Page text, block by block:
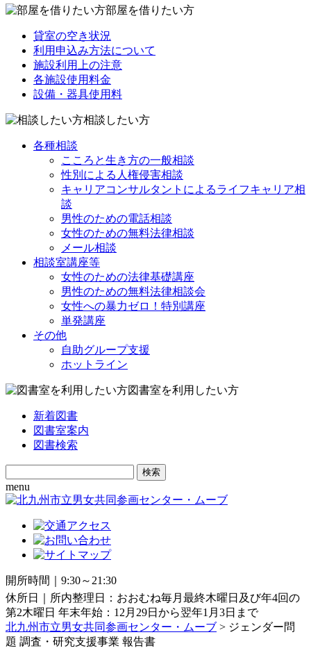
部屋を借りたい方
貸室の空き状況
利用申込み方法について
施設利用上の注意
各施設使用料金
設備・器具使用料
相談したい方
各種相談
こころと生き方の一般相談
性別による人権侵害相談
キャリアコンサルタントによるライフキャリア相
談
男性のための電話相談
女性のための無料法律相談
メール相談
相談室講座等
女性のための法律基礎講座
男性のための無料法律相談会
女性への暴力ゼロ！特別講座
単発講座
その他
自助グループ支援
ホットライン
図書室を利用したい方
新着図書
図書室案内
図書検索
Search
for:
menu
開所時間｜9:30～21:30
休所日｜所内整理日：おおむね毎月最終木曜日及び年4回の
第2木曜日 年末年始：12月29日から翌年1月3日まで
北九州市立男女共同参画センター・ムーブ > ジェンダー問
題 調査・研究支援事業 報告書